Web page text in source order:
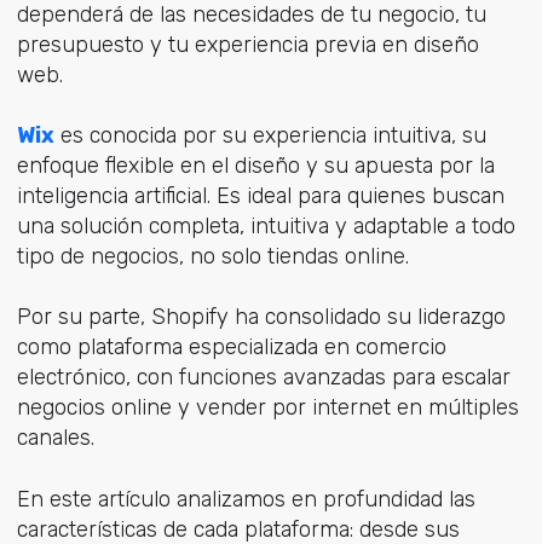
dependerá de las necesidades de tu negocio, tu
presupuesto y tu experiencia previa en diseño
web.
Wix es conocida por su experiencia intuitiva, su
enfoque flexible en el diseño y su apuesta por la
inteligencia artificial. Es ideal para quienes buscan
una solución completa, intuitiva y adaptable a todo
tipo de negocios, no solo tiendas online.
Por su parte, Shopify ha consolidado su liderazgo
como plataforma especializada en comercio
electrónico, con funciones avanzadas para escalar
negocios online y vender por internet en múltiples
canales.
En este artículo analizamos en profundidad las
características de cada plataforma: desde sus